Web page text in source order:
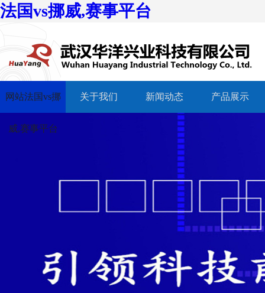
法国vs挪威,赛事平台
网站法国vs挪
威,赛事平台
关于我们 新闻动态 产品展示